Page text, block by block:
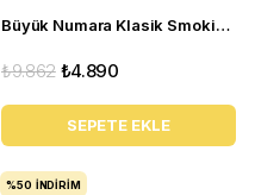
Büyük Numara Klasik Smokin Ayakkabısı - GS1905 Siyah Rugan
₺4.890
₺9.862
SEPETE EKLE
%50 İNDIRIM